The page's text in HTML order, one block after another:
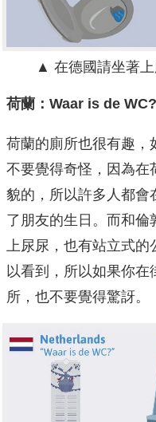
▲ 在德國請坐著
荷蘭：Waar is de WC?
荷蘭的廁所也很有趣，
不要覺得奇怪，因為在
貌的，所以許多人都會
了朋友的生日。而和
上尿尿，也有站立式
以看到，所以如果你
所，也不要覺得驚訝。